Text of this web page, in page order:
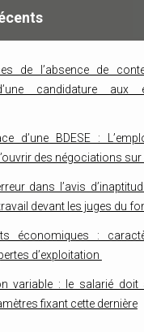
de l’absence de
candidature aux
d’une BDESE :
des négociations
dans l’avis
devant les juges du
économiques :
d’exploitation
variable : le salarié
fixant cette dernière